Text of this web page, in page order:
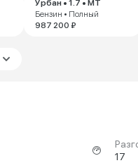
Урбан • 1.7 • MT
Бензин • Полный
987 200 ₽
17